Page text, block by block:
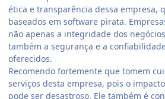
ética e transparência dessa empresa,
baseados em software pirata.
não apenas a integridade dos
também a segurança e a
oferecidos.
Recomendo fortemente que tomem
serviços desta empresa, pois o
pode ser desastroso. Ele também é